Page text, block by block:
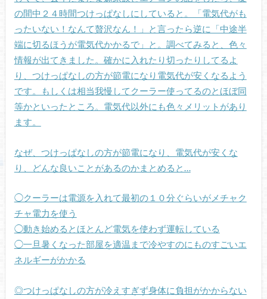
の間中２４時間つけっぱなしにしていると。「電気代がも
ったいない！なんて贅沢なん！」と言ったら逆に「中途半
端に切るほうが電気代かかるで」と。調べてみると、色々
情報が出てきました。確かに入れたり切ったりしてるよ
り、つけっぱなしの方が節電になり電気代が安くなるよう
です。もしくは相当我慢してクーラー使ってるのとほぼ同
等かといったところ。電気代以外にも色々メリットがあり
ます。
なぜ、つけっぱなしの方が節電になり、電気代が安くな
り、どんな良いことがあるのかまとめると…
◯クーラーは電源を入れて最初の１０分ぐらいがメチャク
チャ電力を使う
◯動き始めるとほとんど電気を使わず運転している
◯一旦暑くなった部屋を適温まで冷やすのにものすごいエ
ネルギーがかかる
◎つけっぱなしの方が冷えすぎず身体に負担がかからない